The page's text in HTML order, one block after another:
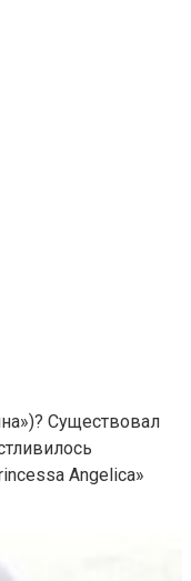
Существовал
Angelica»